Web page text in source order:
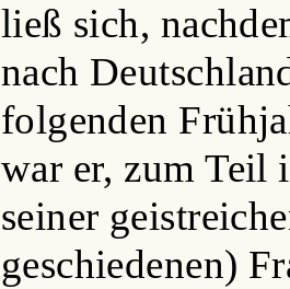
ließ sich,
nach
folgenden
war er, zum Teil
seiner
geschiedenen)